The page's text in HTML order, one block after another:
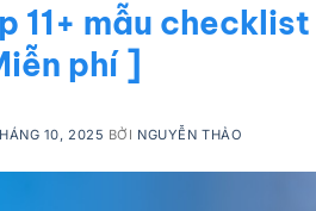
11+ mẫu
phí ]
10, 2025 BỞI NGUYỄN THẢO